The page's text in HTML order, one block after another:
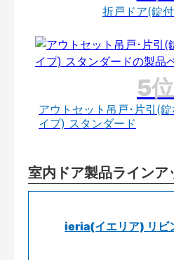
折戸ドア(錠
アウトセット吊戸･片引(
イプ) スタンダード
室内ドア製品ラインア
ieria(イエリア) リビ